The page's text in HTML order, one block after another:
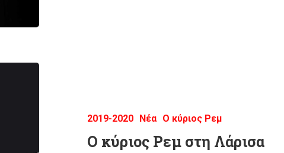
2019-2020 Νέα Ο κύριος Ρεμ
O κύριος Ρεμ στη Λάρισα